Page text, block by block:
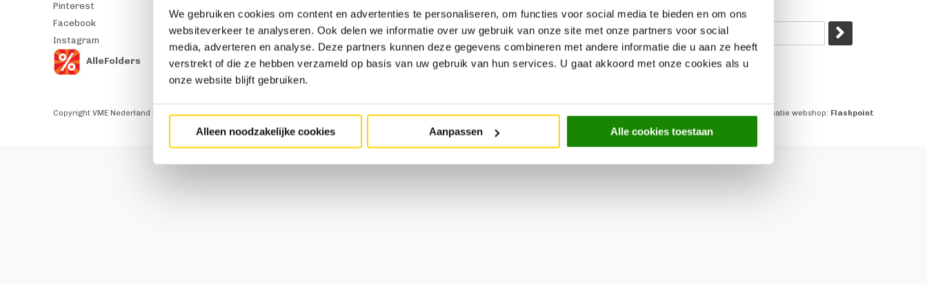
We gebruiken cookies om content en advertenties te personaliseren, om functies voor social media te bieden en om ons
websiteverkeer te analyseren. Ook delen we informatie over uw gebruik van onze site met onze partners voor social
media, adverteren en analyse. Deze partners kunnen deze gegevens combineren met andere informatie die u aan ze heeft
verstrekt of die ze hebben verzameld op basis van uw gebruik van hun services. U gaat akkoord met onze cookies als u
onze website blijft gebruiken.
Alleen noodzakelijke cookies Aanpassen Alle cookies toestaan
Pinterest
Facebook
Instagram
AlleFolders
Vloerkleden
Verlichting
Outlet
Ondernemer bij VME?
#trendhopperthuis
Contact
Copyright VME Nederland B.V. 2026 Algemene voorwaarden Disclaimer Cookie policy Realisatie webshop: Flashpoint